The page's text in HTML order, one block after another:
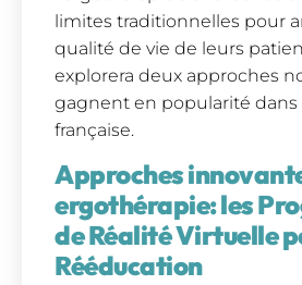
limites traditionnelles pour
qualité de vie de leurs
explorera deux approches
gagnent en popularité dans
française.
Approches
ergothérapie: les
de Réalité Virtuelle
Rééducation